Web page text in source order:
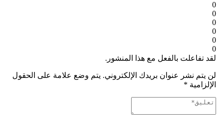
0
0
0
0
0
0
لقد تفاعلت بالفعل مع هذا المنشور.
لن يتم نشر عنوان بريدك الإلكتروني. يتم وضع علامة على الحقول
الإلزامية *